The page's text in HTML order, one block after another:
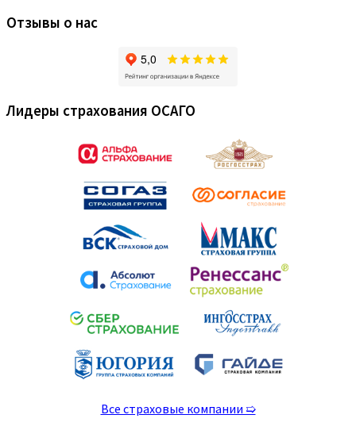
Отзывы о нас
Лидеры страхования ОСАГО
Все страховые компании ➯